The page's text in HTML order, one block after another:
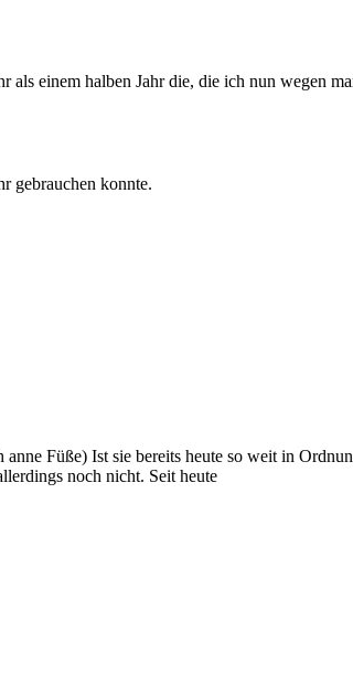
als einem halben Jahr die, die ich nun wegen
gebrauchen konnte.
Füße) Ist sie bereits heute so weit in
noch nicht. Seit heute